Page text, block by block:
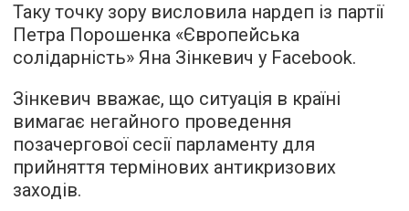
Таку точку зору висловила нардеп із партії
Петра Порошенка «Європейська
солідарність» Яна Зінкевич у Facebook.
Зінкевич вважає, що ситуація в країні
вимагає негайного проведення
позачергової сесії парламенту для
прийняття термінових антикризових
заходів.